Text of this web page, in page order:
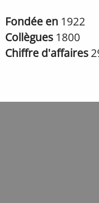
Fondée en 1922
Collègues 1800
Chiffre d'affaires